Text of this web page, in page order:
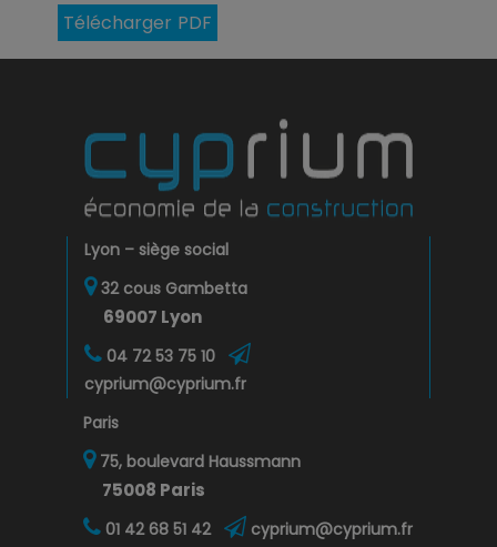
Télécharger PDF
Lyon – siège social
32 cous Gambetta
69007 Lyon
04 72 53 75 10
cyprium@cyprium.fr
Paris
75, boulevard Haussmann
75008 Paris
01 42 68 51 42 cyprium@cyprium.fr